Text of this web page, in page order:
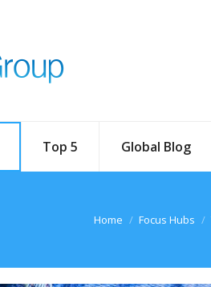
Top 5 Global Blog
You are here:
Home Focus Hubs